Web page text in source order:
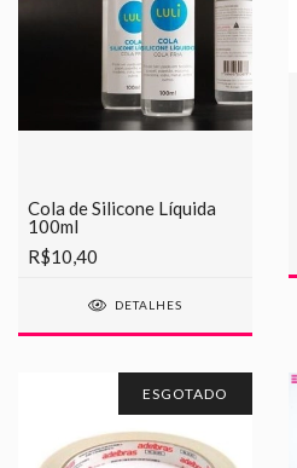
Cola de Silicone Líquida
100ml
R$10,40
DETALHES
ESGOTADO